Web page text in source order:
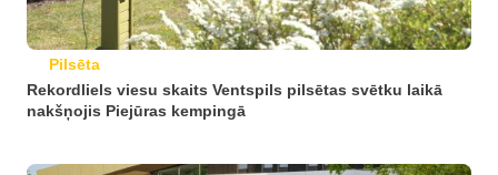
Pilsēta
Rekordliels viesu skaits Ventspils pilsētas svētku laikā
nakšņojis Piejūras kempingā